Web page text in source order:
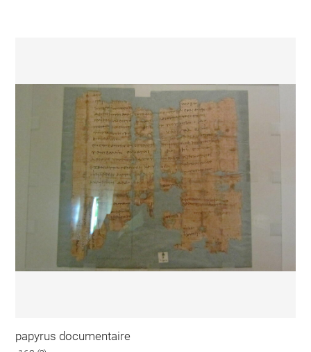
papyrus documentaire